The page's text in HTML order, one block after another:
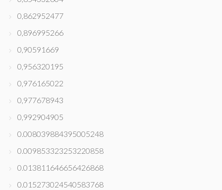
0,862952477
0,896995266
0,90591669
0,956320195
0,976165022
0,977678943
0,992904905
0.008039884395005248
0.009853323253220858
0.013811646656426868
0.015273024540583768